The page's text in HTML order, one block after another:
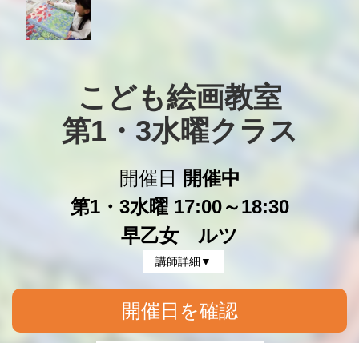
こども絵画教室
第1・3水曜クラス
開催日
開催中
第1・3水曜 17:00～18:30
早乙女 ルツ
講師詳細▼
開催日を確認